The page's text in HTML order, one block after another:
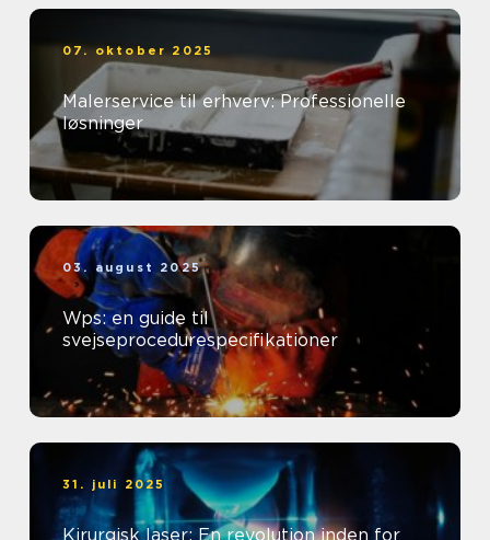
07. oktober 2025
Malerservice til erhverv: Professionelle
løsninger
03. august 2025
Wps: en guide til
svejseprocedurespecifikationer
31. juli 2025
Kirurgisk laser: En revolution inden for